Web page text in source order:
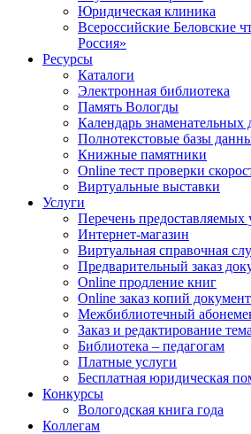
Юридическая клиника
Всероссийские Беловские
Россия»
Ресурсы
Каталоги
Электронная библиотека
Память Вологды
Календарь знаменательных
Полнотекстовые базы
Книжные памятники
Online тест проверки
Виртуальные выставки
Услуги
Перечень предоставляемых
Интернет-магазин
Виртуальная справочная
Предварительный заказ
Online продление книг
Online заказ копий
Межбиблиотечный
Заказ и редактирование
Библиотека – педагогам
Платные услуги
Бесплатная юридическая
Конкурсы
Вологодская книга года
Коллегам